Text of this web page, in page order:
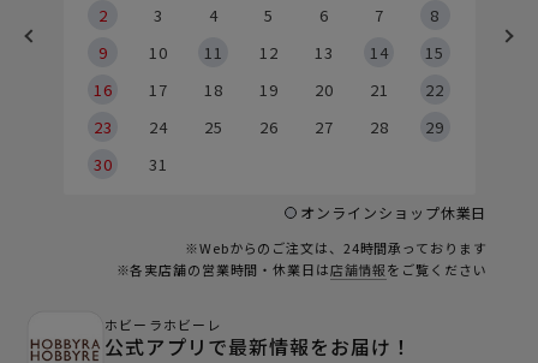
2
3 4 5 6 7
8
9
10 11 12 13 14
15
16
17 18 19 20 21
22
23
24 25 26 27 28
29
30
31
オンラインショップ休業日
※Webからのご注文は、24時間承っております
※各実店舗の営業時間・休業日は店舗情報をご覧ください
ホビーラホビーレ
公式アプリで最新情報をお届け！